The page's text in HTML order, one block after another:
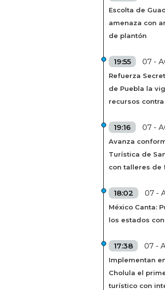
Escolta de
amenaza con
de plantón
19:55 07 -
Refuerza
de Puebla la
recursos
19:16 07 -
Avanza
Turística de
con talleres de
18:02 07 -
México Canta:
los estados
17:38 07 -
Implementan
Cholula el
turístico con